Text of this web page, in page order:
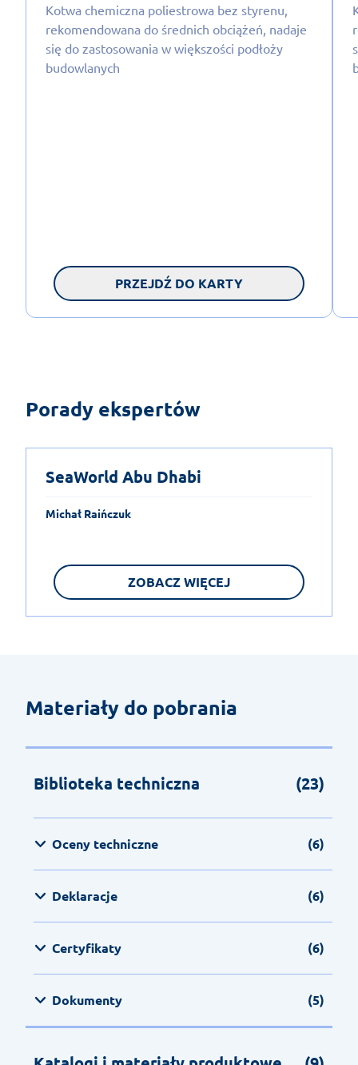
Kotwa chemiczna poliestrowa bez styrenu,
rekomendowana do średnich obciążeń, nadaje
się do zastosowania w większości podłoży
budowlanych
PRZEJDŹ DO KARTY
Porady ekspertów
SeaWorld Abu Dhabi
Michał Raińczuk
ZOBACZ WIĘCEJ
Materiały do pobrania
Biblioteka techniczna (23)
Oceny techniczne (6)
Deklaracje (6)
Certyfikaty (6)
Dokumenty (5)